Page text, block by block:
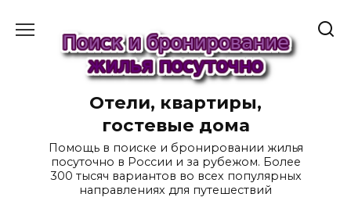
содержанию
Отели, квартиры,
гостевые дома
Помощь в поиске и бронировании жилья
посуточно в России и за рубежом. Более
300 тысяч вариантов во всех популярных
направлениях для путешествий